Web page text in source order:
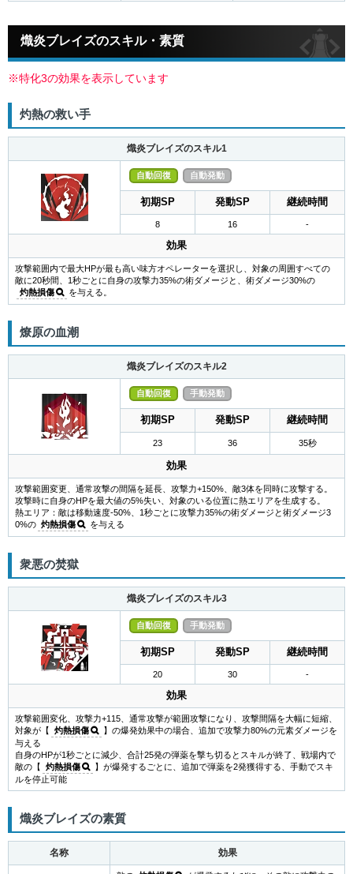
熾炎ブレイズのスキル・素質
※特化3の効果を表示しています
灼熱の救い手
熾炎ブレイズのスキル1
自動回復 自動発動
初期SP 発動SP 継続時間
8 16 -
効果
攻撃範囲内で最大HPが最も高い味方オペレーターを選択し、対象の周囲すべての
敵に20秒間、1秒ごとに自身の攻撃力35%の術ダメージと、術ダメージ30%の
灼熱損傷
を与える。
燎原の血潮
熾炎ブレイズのスキル2
自動回復 手動発動
初期SP 発動SP 継続時間
23 36 35秒
効果
攻撃範囲変更、通常攻撃の間隔を延長、攻撃力+150%、敵3体を同時に攻撃する。
攻撃時に自身のHPを最大値の5%失い、対象のいる位置に熱エリアを生成する。
熱エリア：敵は移動速度-50%、1秒ごとに攻撃力35%の術ダメージと術ダメージ3
0%の 灼熱損傷 を与える
衆悪の焚獄
熾炎ブレイズのスキル3
自動回復 手動発動
初期SP 発動SP 継続時間
20 30 -
効果
攻撃範囲変化、攻撃力+115、通常攻撃が範囲攻撃になり、攻撃間隔を大幅に短縮、
対象が【 灼熱損傷
】の爆発効果中の場合、追加で攻撃力80%の元素ダメージを
与える
自身のHPが1秒ごとに減少、合計25発の弾薬を撃ち切るとスキルが終了、戦場内で
敵の【 灼熱損傷
】が爆発するごとに、追加で弾薬を2発獲得する、手動でスキ
ルを停止可能
熾炎ブレイズの素質
名称 効果